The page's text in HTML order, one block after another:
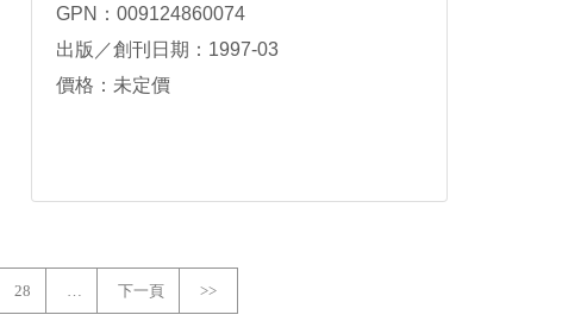
GPN：009124860074
出版／創刊日期：1997-03
價格：未定價
28 … 下一頁 >>